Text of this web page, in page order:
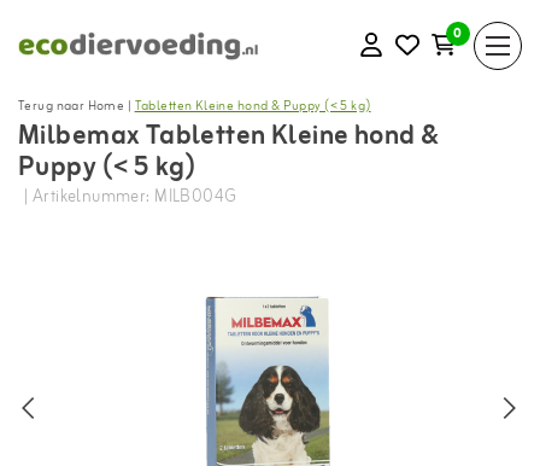
0
Terug naar Home |Tabletten Kleine hond & Puppy (< 5 kg)
Milbemax Tabletten Kleine hond &
Puppy (< 5 kg)
| Artikelnummer: MILB004G